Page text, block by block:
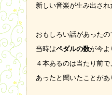
新しい音楽が生み出され
おもしろい話があったの
当時はペダルの数が今よ
４本あるのは当たり前
あったと聞いたことがあ